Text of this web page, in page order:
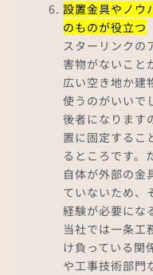
設置金具やノウ
のものが役立つ
スターリンクの
害物がないこと
広い空き地か建
使うのがいいで
後者になります
置に固定するこ
るところです。
自体が外部の金
ていないため、
経験が必要にな
当社では一条工
け負っている関
や工事技術部門